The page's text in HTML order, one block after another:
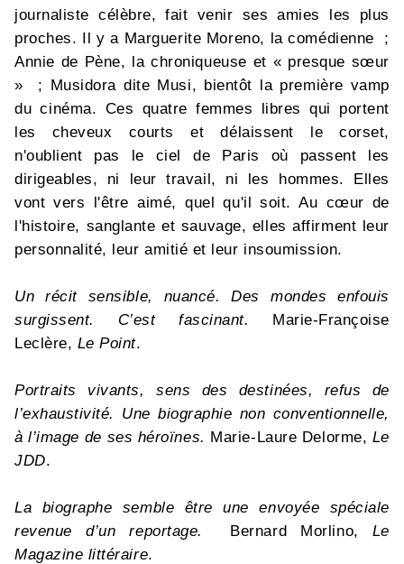
journaliste célèbre, fait venir ses amies les plus
proches. Il y a Marguerite Moreno, la comédienne ;
Annie de Pène, la chroniqueuse et « presque sœur
» ; Musidora dite Musi, bientôt la première vamp
du cinéma. Ces quatre femmes libres qui portent
les cheveux courts et délaissent le corset,
n'oublient pas le ciel de Paris où passent les
dirigeables, ni leur travail, ni les hommes. Elles
vont vers l'être aimé, quel qu'il soit. Au cœur de
l'histoire, sanglante et sauvage, elles affirment leur
personnalité, leur amitié et leur insoumission.
Un récit sensible, nuancé. Des mondes enfouis
surgissent. C’est fascinant. Marie-Françoise
Leclère, Le Point.
Portraits vivants, sens des destinées, refus de
l’exhaustivité. Une biographie non conventionnelle,
à l’image de ses héroïnes. Marie-Laure Delorme, Le
JDD.
La biographe semble être une envoyée spéciale
revenue d’un reportage. Bernard Morlino, Le
Magazine littéraire.